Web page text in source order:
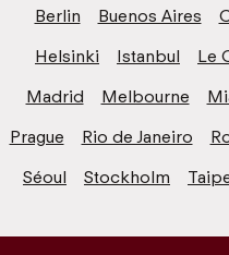
Berlin
Buenos Aires
Helsinki
Istanbul Le
Madrid
Melbourne
Prague
Rio de Janeiro
Séoul
Stockholm